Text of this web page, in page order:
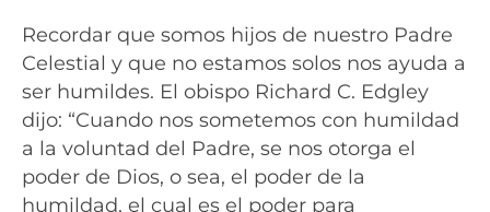
Recordar que somos hijos de nuestro Padre
Celestial y que no estamos solos nos ayuda a
ser humildes. El obispo Richard C. Edgley
dijo: “Cuando nos sometemos con humildad
a la voluntad del Padre, se nos otorga el
poder de Dios, o sea, el poder de la
humildad, el cual es el poder para